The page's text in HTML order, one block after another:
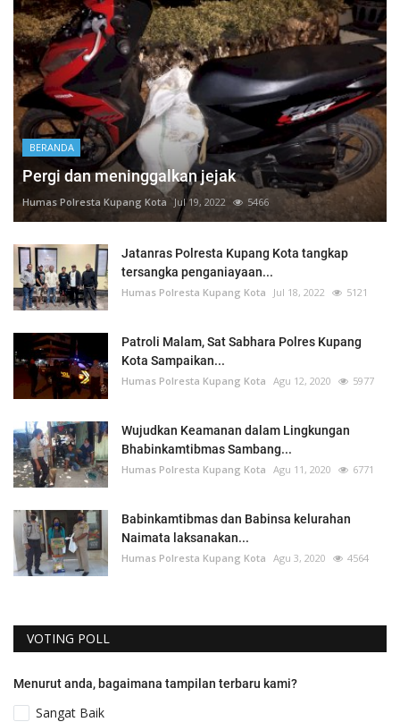
BERANDA
Pergi dan meninggalkan jejak
Humas Polresta Kupang Kota Jul 19, 2022 5466
Jatanras Polresta Kupang Kota tangkap
tersangka penganiayaan...
Humas Polresta Kupang Kota Jul 18, 2022 5121
Patroli Malam, Sat Sabhara Polres Kupang
Kota Sampaikan...
Humas Polresta Kupang Kota Agu 12, 2020 5977
Wujudkan Keamanan dalam Lingkungan
Bhabinkamtibmas Sambang...
Humas Polresta Kupang Kota Agu 11, 2020 6771
Babinkamtibmas dan Babinsa kelurahan
Naimata laksanakan...
Humas Polresta Kupang Kota Agu 3, 2020 4564
VOTING POLL
Menurut anda, bagaimana tampilan terbaru kami?
Sangat Baik